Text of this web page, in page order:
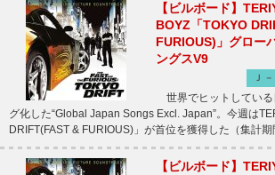
【ビルボード】
BOYZ「TOKYO
FURIOUS)」グロー
ングスV9
Ｊ
世界でヒットしている
グ化した“Global Japan Songs Excl. Japan”。今週は
DRIFT(FAST & FURIOUS)」が首位を獲得した（集計
【ビルボード】